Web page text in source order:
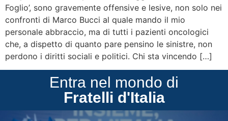
Foglio’, sono gravemente offensive e lesive, non solo nei
confronti di Marco Bucci al quale mando il mio
personale abbraccio, ma di tutti i pazienti oncologici
che, a dispetto di quanto pare pensino le sinistre, non
perdono i diritti sociali e politici. Chi sta vincendo […]
Entra nel mondo di
Fratelli d'Italia